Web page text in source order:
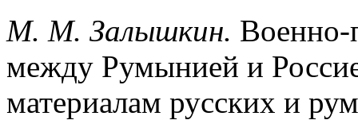
М. М. Залышкин. Военно-
между Румынией и
материалам русских и